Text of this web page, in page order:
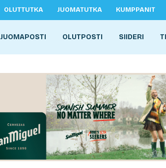
OLUTTUTKA JUOMATUTKA KUMPPANIT
JUOMAPOSTI OLUTPOSTI SIIDERI